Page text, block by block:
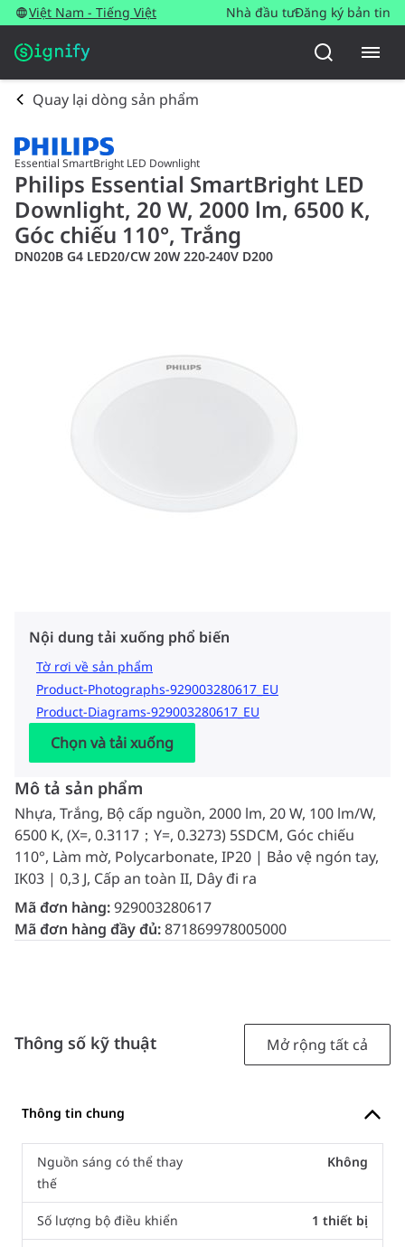
Việt Nam - Tiếng Việt Nhà đầu tưĐăng ký bản tin
Quay lại dòng sản phẩm
Essential SmartBright LED Downlight
Philips Essential SmartBright LED
Downlight, 20 W, 2000 lm, 6500 K,
Góc chiếu 110°, Trắng
DN020B G4 LED20/CW 20W 220-240V D200
Nội dung tải xuống phổ biến
Tờ rơi về sản phẩm
Product-Photographs-929003280617_EU
Product-Diagrams-929003280617_EU
Chọn và tải xuống
Mô tả sản phẩm
Nhựa, Trắng, Bộ cấp nguồn, 2000 lm, 20 W, 100 lm/W,
6500 K, (X=, 0.3117；Y=, 0.3273) 5SDCM, Góc chiếu
110°, Làm mờ, Polycarbonate, IP20 | Bảo vệ ngón tay,
IK03 | 0,3 J, Cấp an toàn II, Dây đi ra
Mã đơn hàng:929003280617
Mã đơn hàng đầy đủ:871869978005000
Thông số kỹ thuật Mở rộng tất cả
Thông tin chung
Nguồn sáng có thể thay
thế
Không
Số lượng bộ điều khiển 1 thiết bị